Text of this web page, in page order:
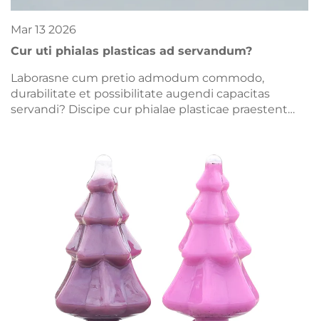
Mar 13 2026
Cur uti phialas plasticas ad servandum?
Laborasne cum pretio admodum commodo,
durabilitate et possibilitate augendi capacitas
servandi? Discipe cur phialae plasticae praestent